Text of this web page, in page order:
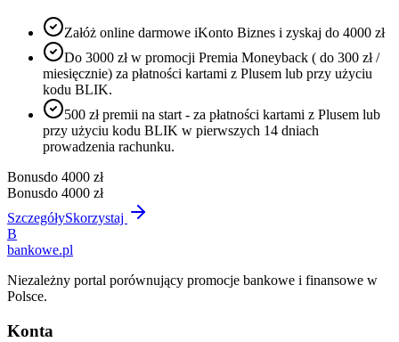
Załóż online darmowe iKonto Biznes i zyskaj do 4000 zł
Do 3000 zł w promocji Premia Moneyback ( do 300 zł /
miesięcznie) za płatności kartami z Plusem lub przy użyciu
kodu BLIK.
500 zł premii na start - za płatności kartami z Plusem lub
przy użyciu kodu BLIK w pierwszych 14 dniach
prowadzenia rachunku.
Bonusdo 4000 zł
Bonusdo 4000 zł
SzczegółySkorzystaj
B
bankowe.pl
Niezależny portal porównujący promocje bankowe i finansowe w
Polsce.
Konta